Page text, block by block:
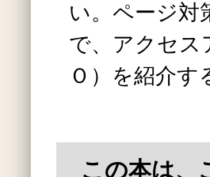
い。ページ対
で、アクセス
Ｏ）を紹介す
この本は、